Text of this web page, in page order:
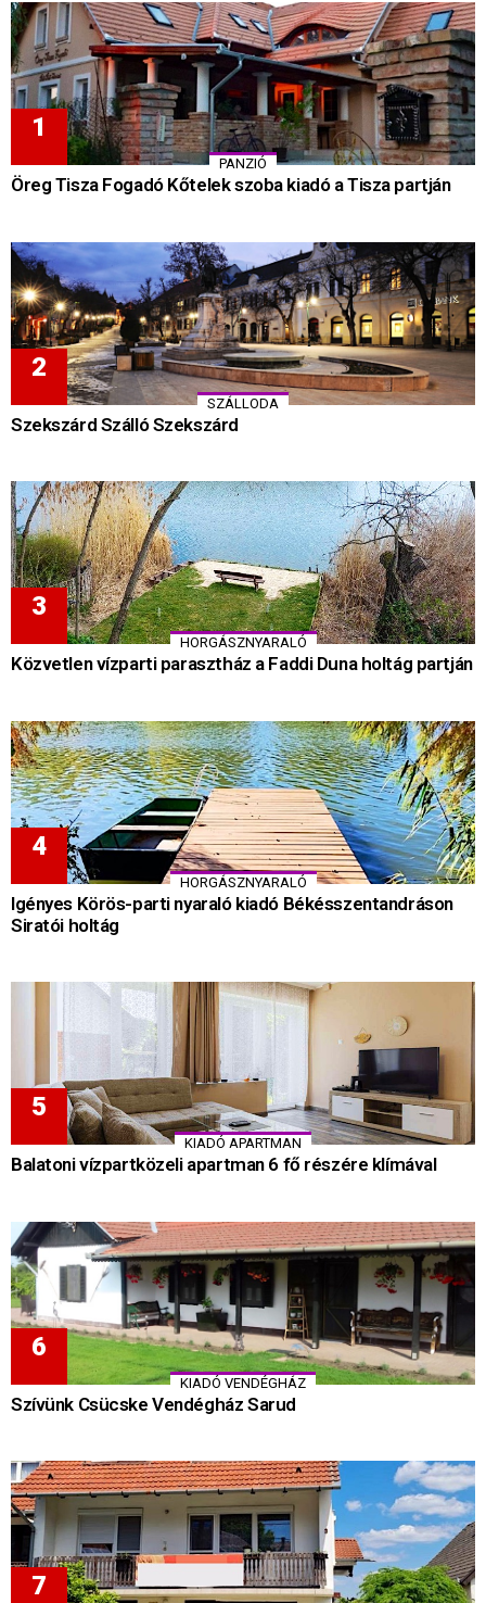
PANZIÓ
Öreg Tisza Fogadó Kőtelek szoba kiadó a Tisza partján
SZÁLLODA
Szekszárd Szálló Szekszárd
HORGÁSZNYARALÓ
Közvetlen vízparti parasztház a Faddi Duna holtág partján
HORGÁSZNYARALÓ
Igényes Körös-parti nyaraló kiadó Békésszentandráson
Siratói holtág
KIADÓ APARTMAN
Balatoni vízpartközeli apartman 6 fő részére klímával
KIADÓ VENDÉGHÁZ
Szívünk Csücske Vendégház Sarud